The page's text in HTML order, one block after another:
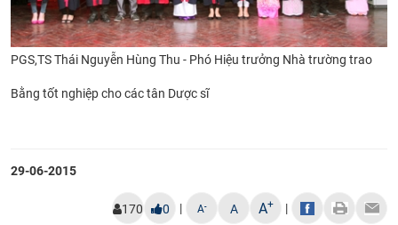
PGS,TS Thái Nguyễn Hùng Thu - Phó Hiệu trưởng Nhà trường trao
Bằng tốt nghiệpcho các tân Dược sĩ
29-06-2015
170 0 | A- A A+ |